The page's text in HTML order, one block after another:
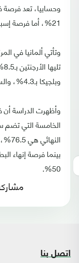
وحسابيا، تعد فرصة
21%، أما فرصة إسبانيا فهي 13.5%.
وبلجيكا بـ4.3%، والسويد بـ3.8%.
وأظهرت الدراسة أن
الخامسة التي تضم
بينما فرصة إنهاء
50%.
اتصل بنا